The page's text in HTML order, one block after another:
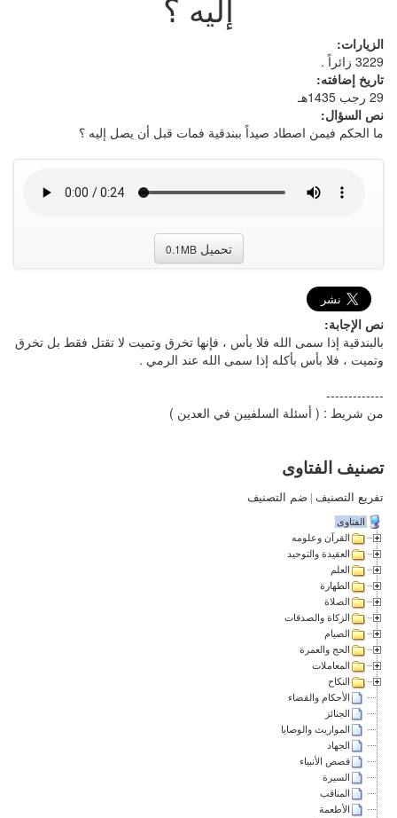
الزيارات:
3229 زائراً .
تاريخ إضافته:
29 رجب 1435هـ
نص السؤال:
ما الحكم فيمن اصطاد صيداً ببندقية فمات قبل أن يصل إليه ؟
تحميل0.1MB
نص الإجابة:
بالبندقية إذا سمى الله فلا بأس ، فإنها تخرق وتميت لا تقتل فقط بل تخرق
وتميت ، فلا بأس بأكله إذا سمى الله عند الرمي .
-------------
من شريط : ( أسئلة السلفيين في العدين )
تصنيف الفتاوى
تفريع التصنيف | ضم التصنيف
الفتاوى
القرآن وعلومه
العقيدة والتوحيد
العلم
الطهارة
الصلاة
الزكاة والصدقات
الصيام
الحج والعمرة
المعاملات
النكاح
الأحكام والقضاء
الجنائز
المواريث والوصايا
الجهاد
قصص الأنبياء
السيرة
المناقب
الأطعمة